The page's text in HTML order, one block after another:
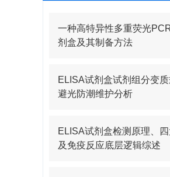
一种高特异性多重荧光
剂盒及其制备方法
ELISA试剂盒试剂组分变
避光防潮维护分析
ELISA试剂盒检测原理、
及免疫反应底层逻辑综述